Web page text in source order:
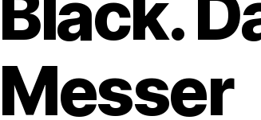
Messer